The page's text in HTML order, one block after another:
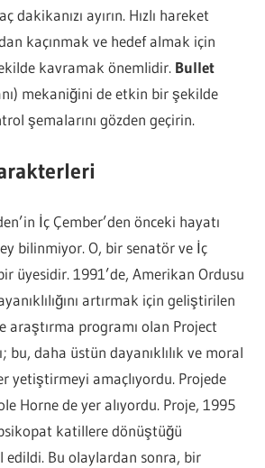
dakikanızı ayırın. Hızlı hareket
kaçınmak ve hedef almak için
kavramak önemlidir. Bullet
mekaniğini de etkin bir şekilde
şemalarını gözden geçirin.
İç Çember’den önceki hayatı
bilinmiyor. O, bir senatör ve İç
üyesidir. 1991’de, Amerikan Ordusu
artırmak için geliştirilen
araştırma programı olan Project
bu, daha üstün dayanıklılık ve moral
yetiştirmeyi amaçlıyordu. Projede
Horne de yer alıyordu. Proje, 1995
katillere dönüştüğü
edildi. Bu olaylardan sonra, bir